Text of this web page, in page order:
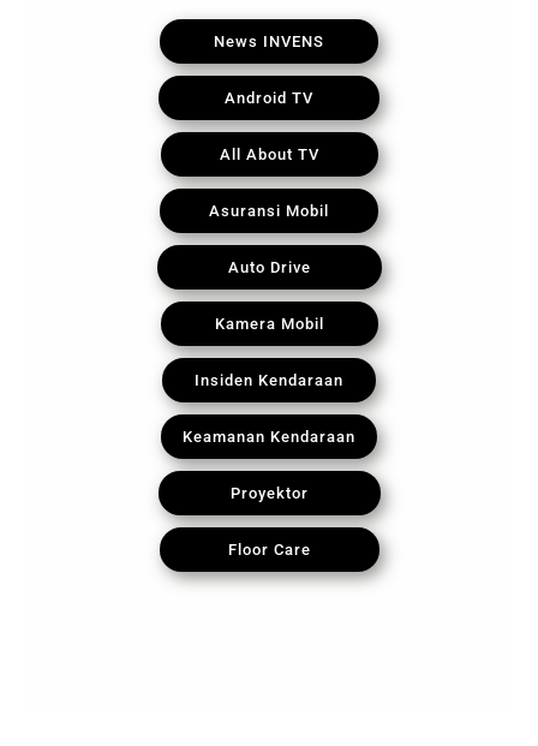
News INVENS
Android TV
All About TV
Asuransi Mobil
Auto Drive
Kamera Mobil
Insiden Kendaraan
Keamanan Kendaraan
Proyektor
Floor Care